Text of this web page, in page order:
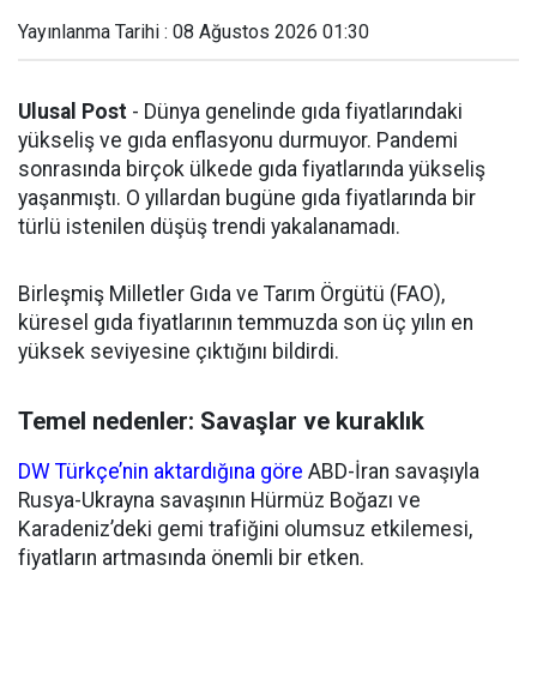
Yayınlanma Tarihi : 08 Ağustos 2026 01:30
Ulusal Post - Dünya genelinde gıda fiyatlarındaki
yükseliş ve gıda enflasyonu durmuyor. Pandemi
sonrasında birçok ülkede gıda fiyatlarında yükseliş
yaşanmıştı. O yıllardan bugüne gıda fiyatlarında bir
türlü istenilen düşüş trendi yakalanamadı.
Birleşmiş Milletler Gıda ve Tarım Örgütü (FAO),
küresel gıda fiyatlarının temmuzda son üç yılın en
yüksek seviyesine çıktığını bildirdi.
Temel nedenler: Savaşlar ve kuraklık
DW Türkçe’nin aktardığına göre ABD-İran savaşıyla
Rusya-Ukrayna savaşının Hürmüz Boğazı ve
Karadeniz’deki gemi trafiğini olumsuz etkilemesi,
fiyatların artmasında önemli bir etken.